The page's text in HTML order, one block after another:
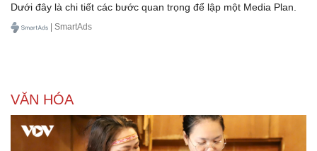
Thông tin doanh nghiệp
Doanh nghiệp 24h
Sành điệu
Tin Công nghệ
Dưới đây là chi tiết các bước quan trọng để lập một Media Plan.
| SmartAds
VĂN HÓA